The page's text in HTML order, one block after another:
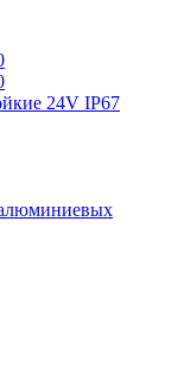
24V IP67